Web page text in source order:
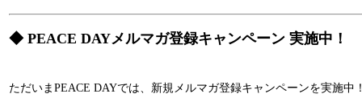
◆ PEACE DAYメルマガ登録キャンペーン 実施中！
ただいまPEACE DAYでは、新規メルマガ登録キャンペーンを実施中